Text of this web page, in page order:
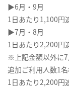
▶6月・9月
1日あたり1,100円
▶7月・8月
1日あたり2,200円
※上記金額以外に7
追加ご利用人数1
1日あたり2,200円